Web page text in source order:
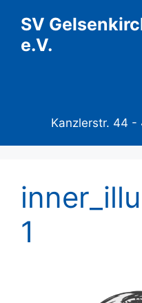
Inhalt
springen
SV
e.V.
Kanzlerstr. 44 -
1